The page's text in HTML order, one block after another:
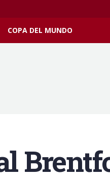
COPA DEL MUNDO